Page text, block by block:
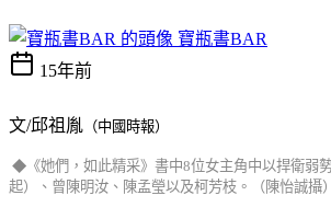
寶瓶書BAR
15年前
文/邱祖胤 （中國時報）
◆ 《她們，如此精采》書中8位女主角中以捍衛弱
起）、曾陳明汝、陳孟瑩以及柯芳枝。（陳怡誠攝）